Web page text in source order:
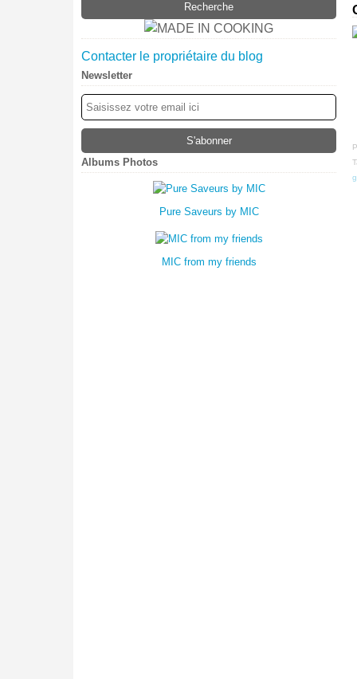
Contacter le propriétaire du blog
Newsletter
Albums Photos
Pure Saveurs by MIC
MIC from my friends